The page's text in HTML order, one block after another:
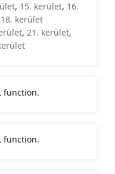
, 15. kerület, 16.
18. kerület
, 21. kerület,
function.
function.